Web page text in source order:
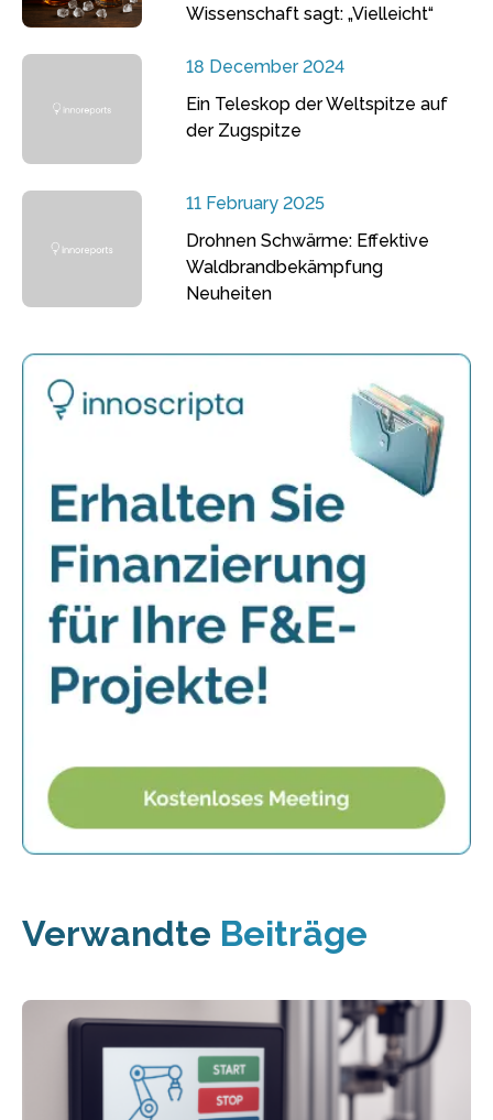
Wissenschaft sagt: „Vielleicht“
18 December 2024
Ein Teleskop der Weltspitze auf
der Zugspitze
11 February 2025
Drohnen Schwärme: Effektive
Waldbrandbekämpfung
Neuheiten
Verwandte Beiträge